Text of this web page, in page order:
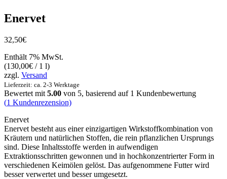
Enervet
32,50€
Enthält 7% MwSt.
(130,00€ / 1 l)
zzgl. Versand
Lieferzeit: ca. 2-3 Werktage
Bewertet mit 5.00 von 5, basierend auf 1 Kundenbewertung
(1 Kundenrezension)
Enervet
Enervet besteht aus einer einzigartigen Wirkstoffkombination von
Kräutern und natürlichen Stoffen, die rein pflanzlichen Ursprungs
sind. Diese Inhaltsstoffe werden in aufwendigen
Extraktionsschritten gewonnen und in hochkonzentrierter Form in
verschiedenen Keimölen gelöst. Das aufgenommene Futter wird
besser verwertet und besser umgesetzt.